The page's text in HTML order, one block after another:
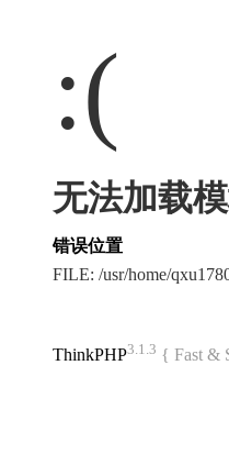
:(
无法加载
错误位置
FILE: /usr/home/
ThinkPHP3.1.3 { Fast &